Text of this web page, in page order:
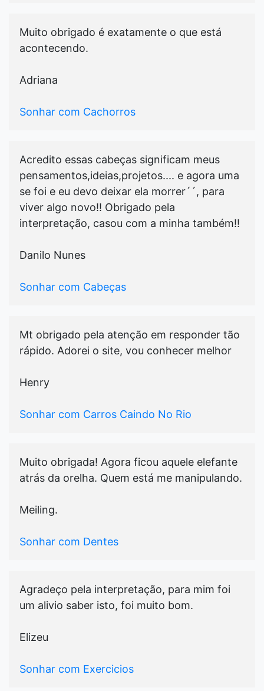
Muito obrigado é exatamente o que está
acontecendo.
Adriana
Sonhar com Cachorros
Acredito essas cabeças significam meus
pensamentos,ideias,projetos.... e agora uma
se foi e eu devo deixar ela morrer´´, para
viver algo novo!! Obrigado pela
interpretação, casou com a minha também!!
Danilo Nunes
Sonhar com Cabeças
Mt obrigado pela atenção em responder tão
rápido. Adorei o site, vou conhecer melhor
Henry
Sonhar com Carros Caindo No Rio
Muito obrigada! Agora ficou aquele elefante
atrás da orelha. Quem está me manipulando.
Meiling.
Sonhar com Dentes
Agradeço pela interpretação, para mim foi
um alivio saber isto, foi muito bom.
Elizeu
Sonhar com Exercicios